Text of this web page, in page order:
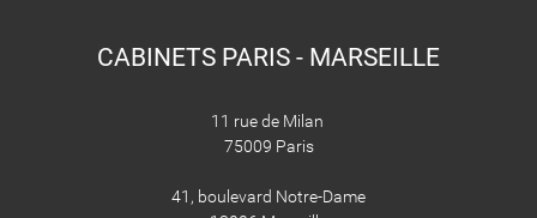
CABINETS PARIS - MARSEILLE
11 rue de Milan
75009 Paris
41, boulevard Notre-Dame